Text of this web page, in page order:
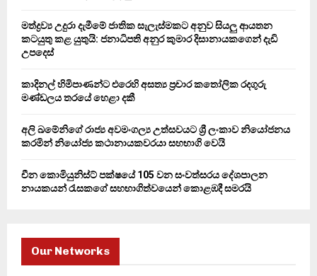
H
මත්ද්‍රව්‍ය උදුරා දැමීමේ ජාතික සැලැස්මකට අනුව සියලු ආයතන
කටයුතු කළ යුතුයි: ජනාධිපති අනුර කුමාර දිසානායකගෙන් දැඩි
උපදෙස්
කාදිනල් හිමිපාණන්ට එරෙහි අසත්‍ය ප්‍රචාර කතෝලික රදගුරු
මණ්ඩලය තරයේ හෙළා දකී
අලි ඛමේනිගේ රාජ්‍ය අවමංගල්‍ය උත්සවයට ශ්‍රී ලංකාව නියෝජනය
කරමින් නියෝජ්‍ය කථානායකවරයා සහභාගි වෙයි
චීන කොමියුනිස්ට් පක්ෂයේ 105 වන සංවත්සරය දේශපාලන
නායකයන් රැසකගේ සහභාගිත්වයෙන් කොළඹදී සමරයි
Our Networks